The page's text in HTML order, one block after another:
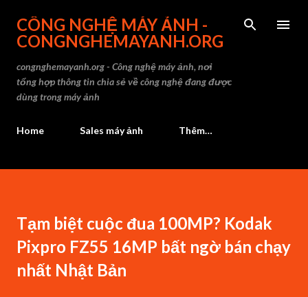
CÔNG NGHỆ MÁY ẢNH -
CONGNGHEMAYANH.ORG
congnghemayanh.org - Công nghệ máy ảnh, nơi
tổng hợp thông tin chia sẻ về công nghệ đang được
dùng trong máy ảnh
Home Sales máy ảnh Thêm…
Tạm biệt cuộc đua 100MP? Kodak
Pixpro FZ55 16MP bất ngờ bán chạy
nhất Nhật Bản